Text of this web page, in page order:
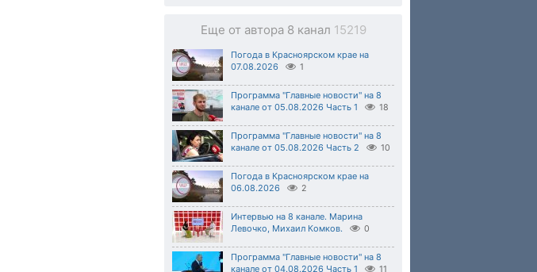
Еще от автора 8 канал 15219
Погода в Красноярском крае на
07.08.2026
1
Программа "Главные новости" на 8
канале от 05.08.2026 Часть 1
18
Программа "Главные новости" на 8
канале от 05.08.2026 Часть 2
10
Погода в Красноярском крае на
06.08.2026
2
Интервью на 8 канале. Марина
Левочко, Михаил Комков.
0
Программа "Главные новости" на 8
канале от 04.08.2026 Часть 1
11